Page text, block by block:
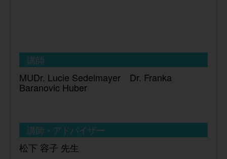
講師
MUDr. Lucie Sedelmayer Dr. Franka
Baranovic Huber
講師・アドバイザー
松下 容子 先生